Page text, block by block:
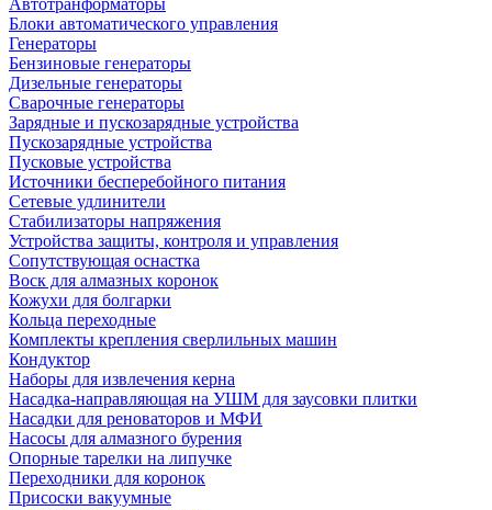
Автотранформаторы
Блоки автоматического управления
Генераторы
Бензиновые генераторы
Дизельные генераторы
Сварочные генераторы
Зарядные и пускозарядные устройства
Пускозарядные устройства
Пусковые устройства
Источники бесперебойного питания
Сетевые удлинители
Стабилизаторы напряжения
Устройства защиты, контроля и управления
Сопутствующая оснастка
Воск для алмазных коронок
Кожухи для болгарки
Кольца переходные
Комплекты крепления сверлильных машин
Кондуктор
Наборы для извлечения керна
Насадка-направляющая на УШМ для заусовки плитки
Насадки для реноваторов и МФИ
Насосы для алмазного бурения
Опорные тарелки на липучке
Переходники для коронок
Присоски вакуумные